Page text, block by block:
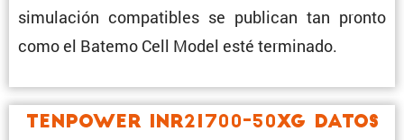
simula­ción compa­ti­bles se publican tan pronto
como el Batemo Cell Model esté terminado.
Tenpower INR21700-50XG Datos